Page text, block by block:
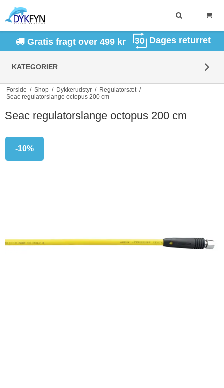
Gratis fragt over 499 kr Dages returret
KATEGORIER
Forside / Shop / Dykkerudstyr / Regulatorsæt /
Seac regulatorslange octopus 200 cm
Seac regulatorslange octopus 200 cm
-10%